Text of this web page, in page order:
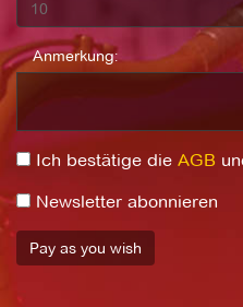
Anmerkung:
Ich bestätige die AGB
Newsletter abonnieren
Pay as you wish